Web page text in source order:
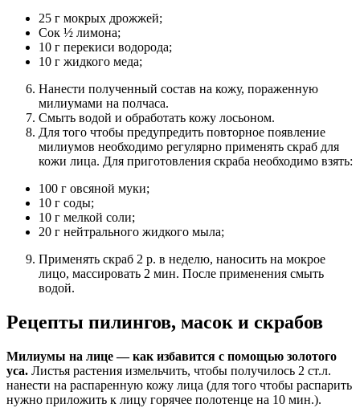
25 г мокрых дрожжей;
Сок ½ лимона;
10 г перекиси водорода;
10 г жидкого меда;
Нанести полученный состав на кожу, пораженную
милиумами на полчаса.
Смыть водой и обработать кожу лосьоном.
Для того чтобы предупредить повторное появление
милиумов необходимо регулярно применять скраб для
кожи лица. Для приготовления скраба необходимо взять:
100 г овсяной муки;
10 г соды;
10 г мелкой соли;
20 г нейтрального жидкого мыла;
Применять скраб 2 р. в неделю, наносить на мокрое
лицо, массировать 2 мин. После применения смыть
водой.
Рецепты пилингов, масок и скрабов
Милиумы на лице — как избавится с помощью золотого
уса. Листья растения измельчить, чтобы получилось 2 ст.л.
нанести на распаренную кожу лица (для того чтобы распарить
нужно приложить к лицу горячее полотенце на 10 мин.).